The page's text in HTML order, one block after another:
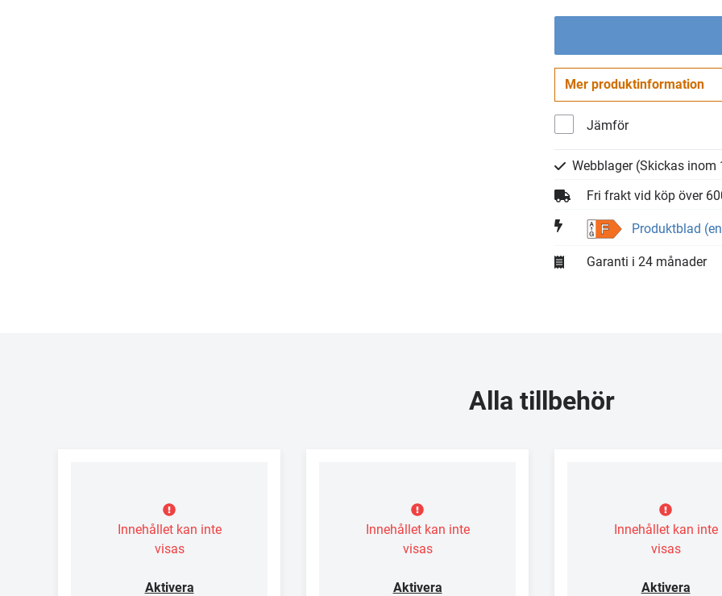
Mer produktinformation
Jämför
Webblager (Skickas inom
Fri frakt vid köp över
F Produktblad
Garanti i 24 månader
Alla tillbehör
Innehållet kan inte
visas
Aktivera
Innehållet kan inte
visas
Aktivera
Innehållet kan inte
visas
Aktivera